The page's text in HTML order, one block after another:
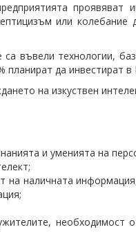
проявяват
или колебание
въвели технологии,
планират да инвестират
на изкуствен
и уменията на
на наличната
необходимост